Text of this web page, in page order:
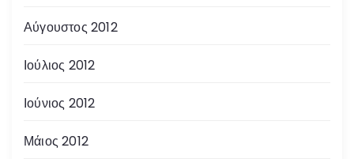
Αύγουστος 2012
Ιούλιος 2012
Ιούνιος 2012
Μάιος 2012